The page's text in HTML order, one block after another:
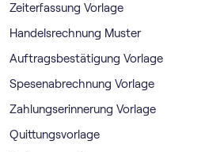
Zeiterfassung Vorlage
Handelsrechnung Muster
Auftragsbestätigung Vorlage
Spesenabrechnung Vorlage
Zahlungserinnerung Vorlage
Quittungsvorlage